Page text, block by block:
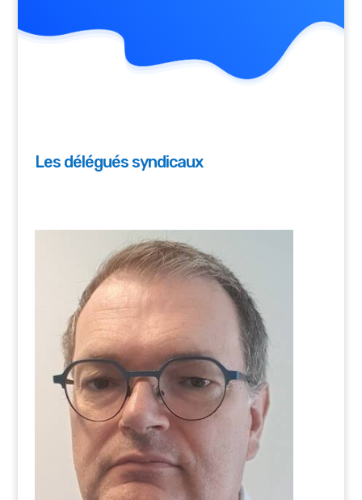
Les délégués syndicaux